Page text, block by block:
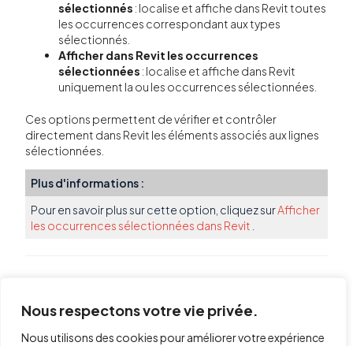
Nous respectons votre vie privée.
Nous utilisons des cookies pour améliorer votre expérience
sélectionnés : localise et affiche dans Revit toutes
les occurrences correspondant aux types
sélectionnés.
Afficher dans Revit les occurrences
sélectionnées : localise et affiche dans Revit
uniquement la ou les occurrences sélectionnées.
Ces options permettent de vérifier et contrôler
directement dans Revit les éléments associés aux lignes
sélectionnées.
Plus d'informations :
Pour en savoir plus sur cette option, cliquez surAfficher
les occurrences sélectionnées dans Revit